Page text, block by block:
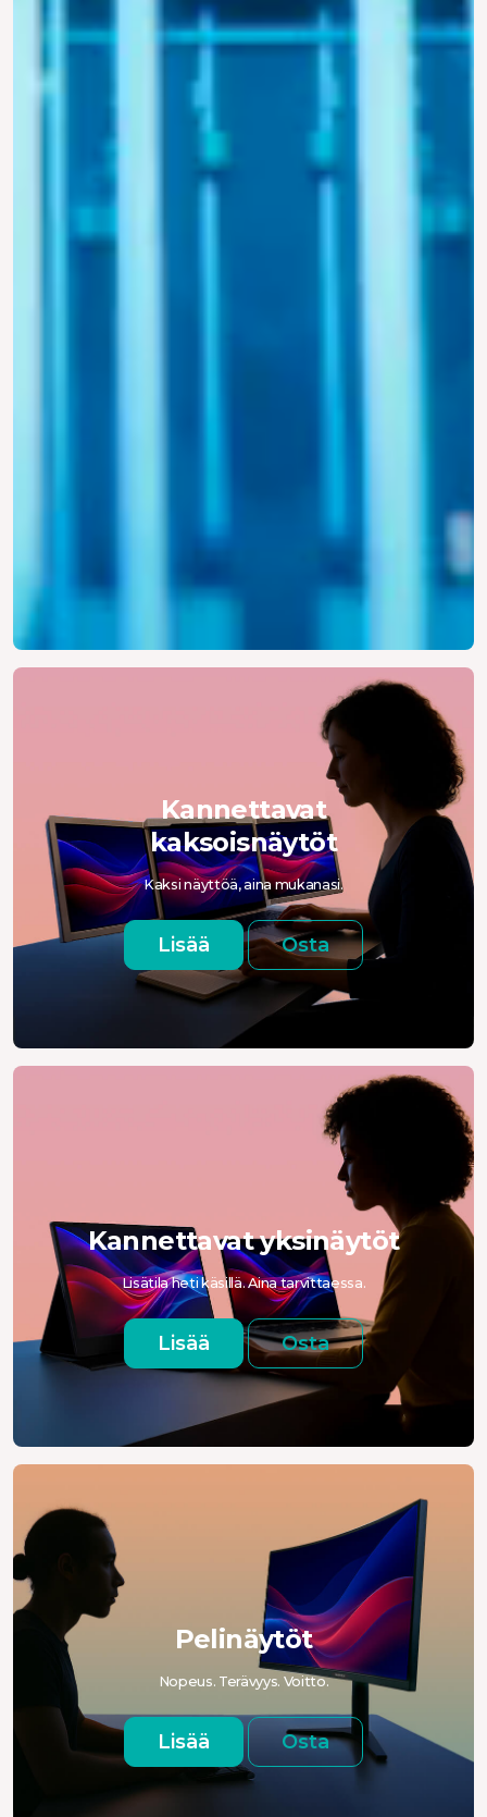
Kannettavat
kaksoisnäytöt
Kaksi näyttöä, aina mukanasi.
Lisää Osta
Kannettavat yksinäytöt
Lisätila heti käsillä. Aina tarvittaessa.
Lisää Osta
Pelinäytöt
Nopeus. Terävyys. Voitto.
Lisää Osta